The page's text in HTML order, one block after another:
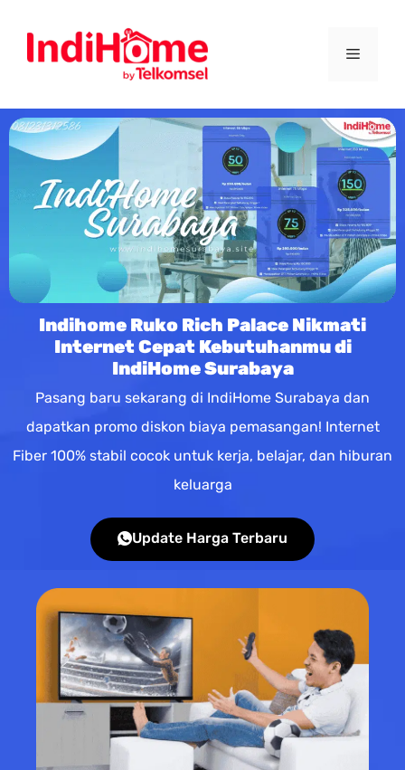
Indihome Ruko Rich Palace Nikmati
Internet Cepat Kebutuhanmu di
IndiHome Surabaya
Pasang baru sekarang di IndiHome Surabaya dan
dapatkan promo diskon biaya pemasangan! Internet
Fiber 100% stabil cocok untuk kerja, belajar, dan hiburan
keluarga
Update Harga Terbaru